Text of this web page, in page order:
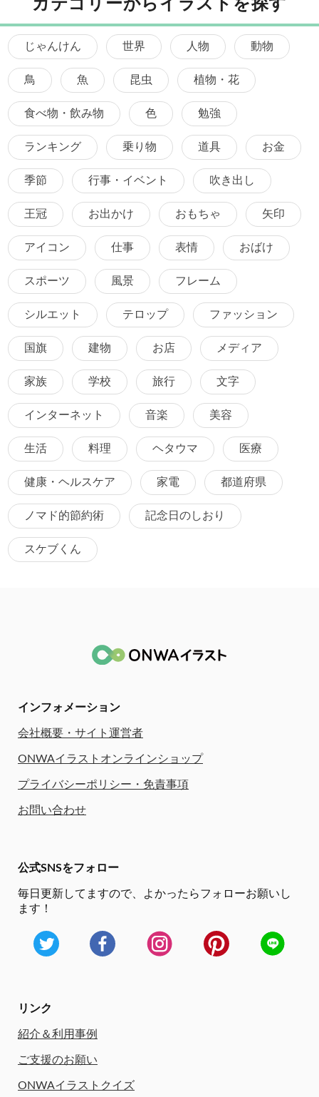
カテゴリーからイラストを探す
じゃんけん 世界 人物 動物
鳥 魚 昆虫 植物・花
食べ物・飲み物 色 勉強
ランキング 乗り物 道具 お金
季節 行事・イベント 吹き出し
王冠 お出かけ おもちゃ 矢印
アイコン 仕事 表情 おばけ
スポーツ 風景 フレーム
シルエット テロップ ファッション
国旗 建物 お店 メディア
家族 学校 旅行 文字
インターネット 音楽 美容
生活 料理 ヘタウマ 医療
健康・ヘルスケア 家電 都道府県
ノマド的節約術 記念日のしおり
スケブくん
インフォメーション
会社概要・サイト運営者
ONWAイラストオンラインショップ
プライバシーポリシー・免責事項
お問い合わせ
公式SNSをフォロー
毎日更新してますので、
よかったらフォローお願いし
ます！
リンク
紹介＆利用事例
ご支援のお願い
ONWAイラストクイズ